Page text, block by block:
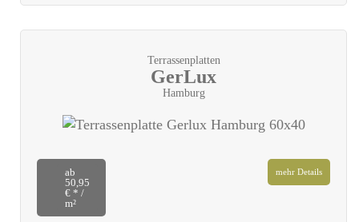
Terrassenplatten
GerLux
Hamburg
ab
50,95
€ * /
m²
mehr Details